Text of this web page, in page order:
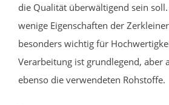
die Qualität überwältigend sein
wenige Eigenschaften der
besonders wichtig für
Verarbeitung ist grundlegend, aber
ebenso die verwendeten Rohstoffe.